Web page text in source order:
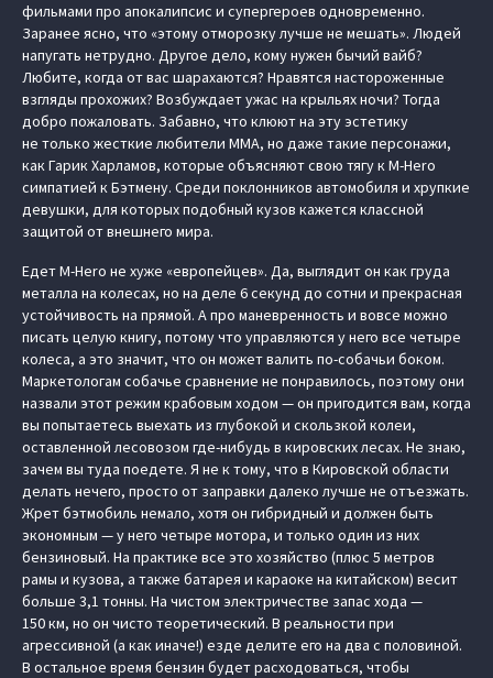
фильмами про апокалипсис и супергероев одновременно.
Заранее ясно, что «этому отморозку лучше не мешать». Людей
напугать нетрудно. Другое дело, кому нужен бычий вайб?
Любите, когда от вас шарахаются? Нравятся настороженные
взгляды прохожих? Возбуждает ужас на крыльях ночи? Тогда
добро пожаловать. Забавно, что клюют на эту эстетику
не только жесткие любители ММА, но даже такие персонажи,
как Гарик Харламов, которые объясняют свою тягу к M-Hero
симпатией к Бэтмену. Среди поклонников автомобиля и хрупкие
девушки, для которых подобный кузов кажется классной
защитой от внешнего мира.
Едет M-Hero не хуже «европейцев». Да, выглядит он как груда
металла на колесах, но на деле 6 секунд до сотни и прекрасная
устойчивость на прямой. А про маневренность и вовсе можно
писать целую книгу, потому что управляются у него все четыре
колеса, а это значит, что он может валить по-собачьи боком.
Маркетологам собачье сравнение не понравилось, поэтому они
назвали этот режим крабовым ходом — он пригодится вам, когда
вы попытаетесь выехать из глубокой и скользкой колеи,
оставленной лесовозом где-нибудь в кировских лесах. Не знаю,
зачем вы туда поедете. Я не к тому, что в Кировской области
делать нечего, просто от заправки далеко лучше не отъезжать.
Жрет бэтмобиль немало, хотя он гибридный и должен быть
экономным — у него четыре мотора, и только один из них
бензиновый. На практике все это хозяйство (плюс 5 метров
рамы и кузова, а также батарея и караоке на китайском) весит
больше 3,1 тонны. На чистом электричестве запас хода —
150 км, но он чисто теоретический. В реальности при
агрессивной (а как иначе!) езде делите его на два с половиной.
В остальное время бензин будет расходоваться, чтобы